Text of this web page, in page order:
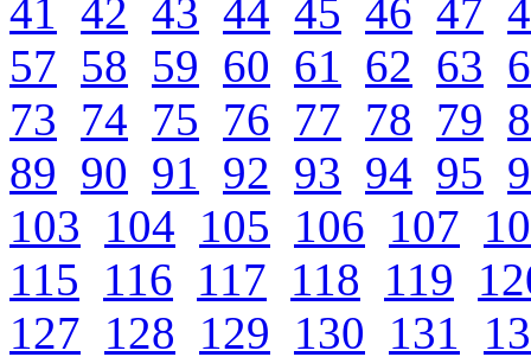
41 42 43 44 45 46 47
57 58 59 60 61 62 63
73 74 75 76 77 78 79
89 90 91 92 93 94 95
103 104 105 106 107
115 116 117 118 119
127 128 129 130 131